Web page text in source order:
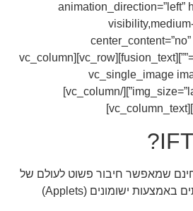
animation_direction=”left”
hover_type=”none” link=””][fusion_text][vc_row][vc_column
width=”1/
img_size=”large” alignment=”center”][/vc_column]
שמאפשר חיבור פשוט לעולם של
אפשרויות, מוצרים ושירותים באמצעות ישומונים (Applets)